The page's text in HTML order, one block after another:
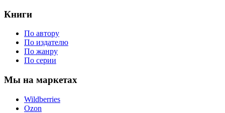
Книги
По автору
По издателю
По жанру
По серии
Мы на маркетах
Wildberries
Ozon